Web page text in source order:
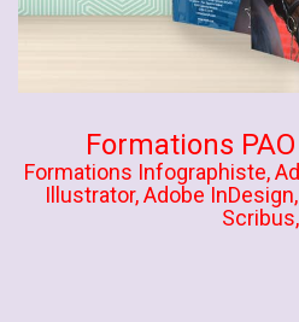
Formations
Formations Infographiste,
Illustrator, Adobe